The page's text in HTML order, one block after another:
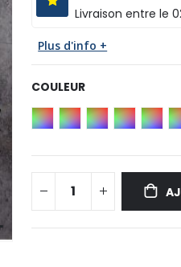
Livraison entre le
Plus d'info +
COULEUR